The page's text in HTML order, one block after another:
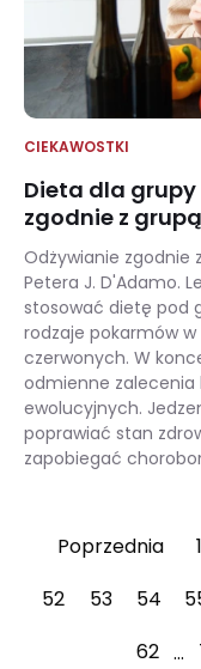
CIEKAWOSTKI
Dieta dla grupy
zgodnie z
Odżywianie zgodnie
Petera J. D'Adamo.
stosować dietę pod
rodzaje pokarmów
czerwonych. W
odmienne
ewolucyjnych.
poprawiać stan
zapobiegać
Poprzednia 1
52
53 54
62 …